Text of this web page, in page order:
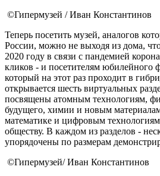
©Гипермузей / Иван Константинов
Теперь посетить музей, аналогов
России, можно не выходя из дома,
2020 году в связи с пандемией
кликов - и посетителям юбилейного
который на этот раз проходит в
открывается шесть виртуальных
посвящены атомным технологиям,
будущего, химии и новым
математике и цифровым
обществу. В каждом из разделов -
упорядочены по размерам
©Гипермузей/ Иван Константинов